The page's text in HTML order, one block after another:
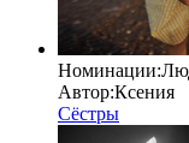
Номинации:
Автор:Ксения
Сёстры